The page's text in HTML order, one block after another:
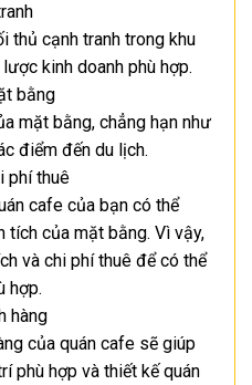
thủ cạnh tranh trong khu
kinh doanh phù hợp.
bằng
mặt bằng, chẳng hạn như
điểm đến du lịch.
phí thuê
cafe của bạn có thể
tích của mặt bằng. Vì vậy,
và chi phí thuê để có thể
hợp.
hàng
của quán cafe sẽ giúp
phù hợp và thiết kế quán